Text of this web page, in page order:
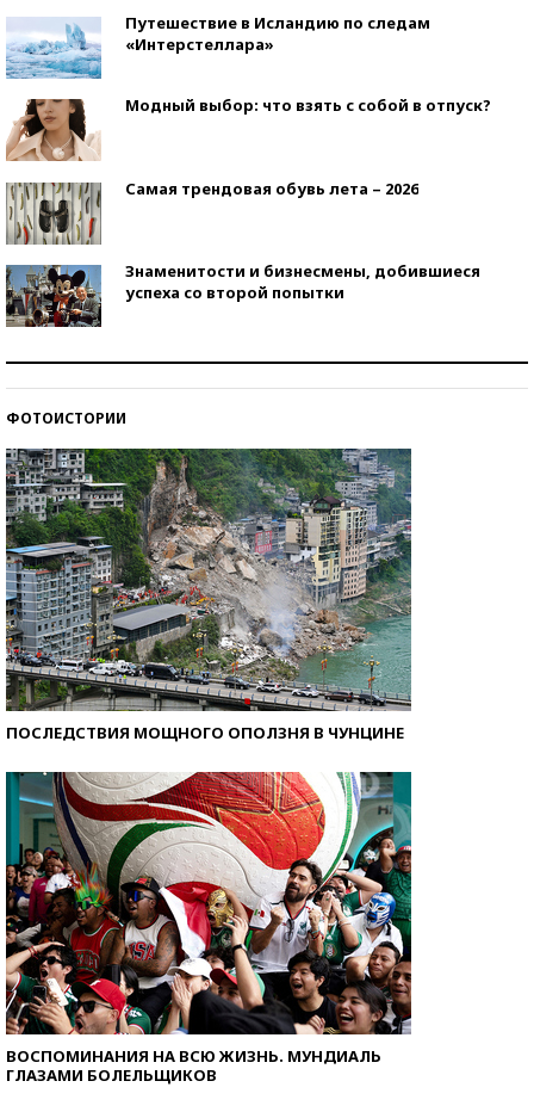
Путешествие в Исландию по следам
«Интерстеллара»
Модный выбор: что взять с собой в отпуск?
Самая трендовая обувь лета – 2026
Знаменитости и бизнесмены, добившиеся
успеха со второй попытки
ФОТОИСТОРИИ
ПОСЛЕДСТВИЯ МОЩНОГО ОПОЛЗНЯ В ЧУНЦИНЕ
ВОСПОМИНАНИЯ НА ВСЮ ЖИЗНЬ. МУНДИАЛЬ
ГЛАЗАМИ БОЛЕЛЬЩИКОВ